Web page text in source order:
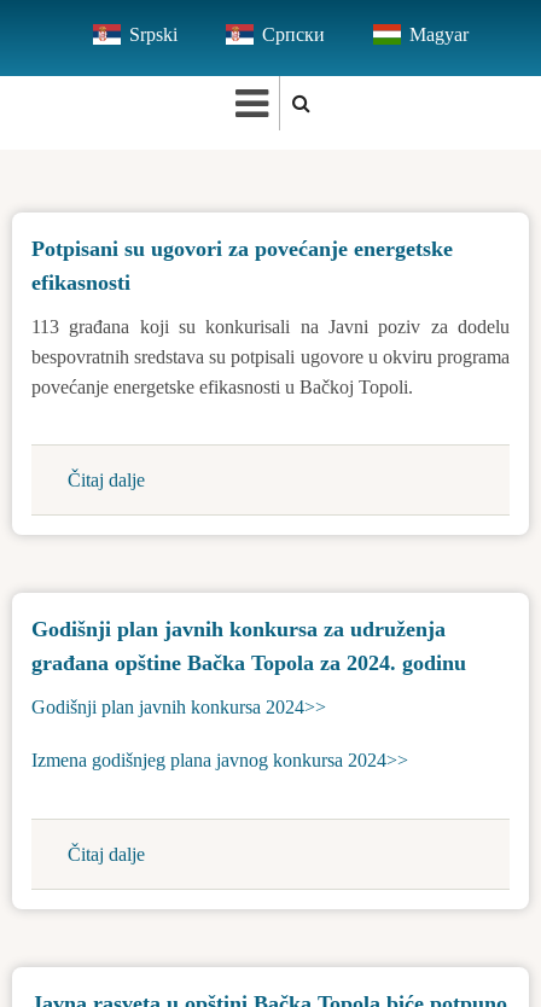
main
Srpski Српски Magyar
Potpisani su ugovori za povećanje energetske
efikasnosti
113 građana koji su konkurisali na Javni poziv za dodelu
bespovratnih sredstava su potpisali ugovore u okviru programa
povećanje energetske efikasnosti u Bačkoj Topoli.
Čitaj dalje
Potpisani
su
povećanje
energetske
Godišnji plan javnih konkursa za udruženja
građana opštine Bačka Topola za 2024. godinu
Godišnji plan javnih konkursa 2024>>
Izmena godišnjeg plana javnog konkursa 2024>>
Čitaj dalje
Godišnji
plan